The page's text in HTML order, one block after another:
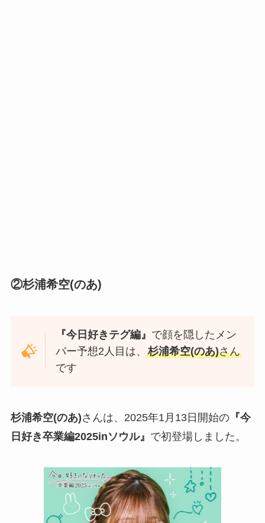
②杉浦希空(のあ)
『今日好きテグ編』 で顔を隠したメン
バー予想2人目は、杉浦希空(のあ)さん
です
杉浦希空(のあ)さんは、2025年1月13日開始の『今
日好き卒業編2025inソウル』 で初登場しました。